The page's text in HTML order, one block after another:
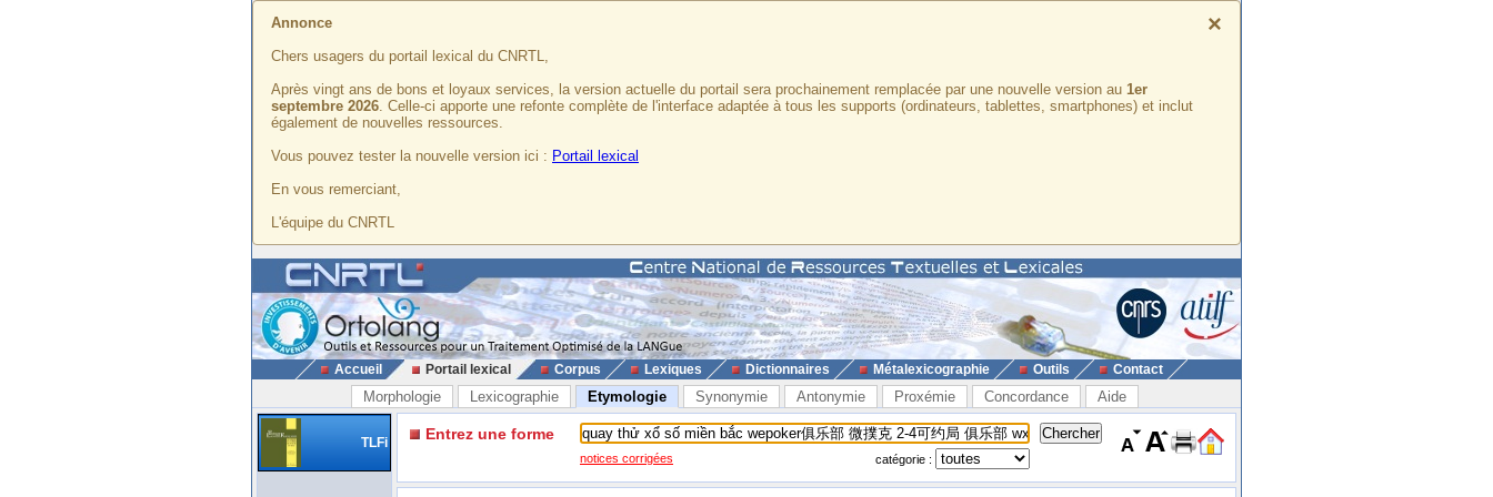
×
Annonce
Chers usagers du portail lexical du CNRTL,
Après vingt ans de bons et loyaux services, la version actuelle du portail sera prochainement remplacée par une nouvelle version au 1er
septembre 2026. Celle-ci apporte une refonte complète de l'interface adaptée à tous les supports (ordinateurs, tablettes, smartphones) et inclut
également de nouvelles ressources.
Vous pouvez tester la nouvelle version ici : Portail lexical
En vous remerciant,
L'équipe du CNRTL
Accueil Portail lexical Corpus Lexiques Dictionnaires Métalexicographie Outils Contact
Morphologie Lexicographie Etymologie Synonymie Antonymie Proxémie Concordance Aide
TLFi Entrez une forme
notices corrigées catégorie :